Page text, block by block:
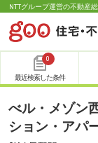
NTTグループ運営の不動産
0
最近検索した条件
べル・メゾン
ション・アパ